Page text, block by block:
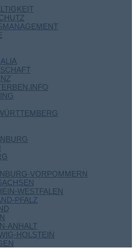
VORPOMMERN
WESTFALEN
PFALZ
ANHALT
HOLSTEIN